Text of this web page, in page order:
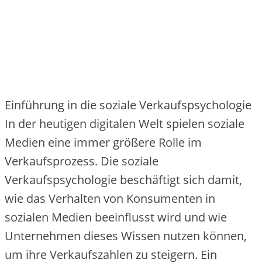
Einführung in die soziale Verkaufspsychologie
In der heutigen digitalen Welt spielen soziale
Medien eine immer größere Rolle im
Verkaufsprozess. Die soziale
Verkaufspsychologie beschäftigt sich damit,
wie das Verhalten von Konsumenten in
sozialen Medien beeinflusst wird und wie
Unternehmen dieses Wissen nutzen können,
um ihre Verkaufszahlen zu steigern. Ein